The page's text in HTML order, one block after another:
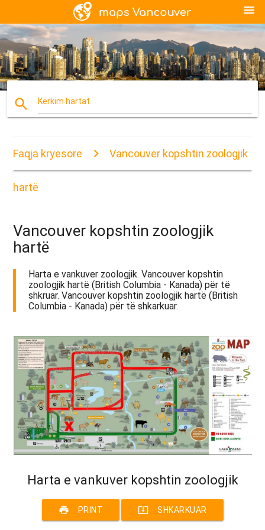
menu
search Kërkim hartat
Faqja kryesore Vancouver kopshtin zoologjik
hartë
Vancouver kopshtin zoologjik
hartë
Harta e vankuver zoologjik. Vancouver kopshtin
zoologjik hartë (British Columbia - Kanada) për të
shkruar. Vancouver kopshtin zoologjik hartë (British
Columbia - Kanada) për të shkarkuar.
Harta e vankuver kopshtin zoologjik
print PRINT system_update_alt SHKARKUAR